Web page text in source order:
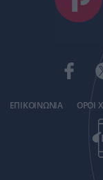
ΕΠΙΚΟΙΝΩΝΙΑ ΟΡΟΙ